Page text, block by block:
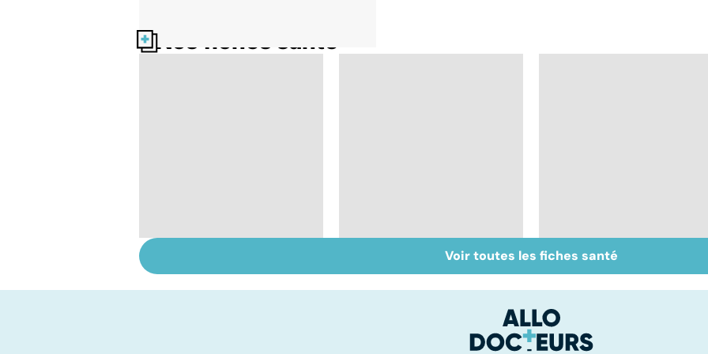
Nos fiches santé
science
La greffe, du
prélèvement à la
Greffe : comment
éviter les rejets ?
Voir toutes les fiches santé